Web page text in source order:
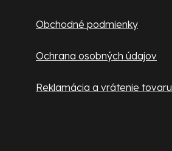
u
Obchodné podmienky
Ochrana osobných údajov
Reklamácia a vrátenie tovaru